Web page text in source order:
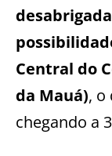
Central do
da Mauá), o
chegando a